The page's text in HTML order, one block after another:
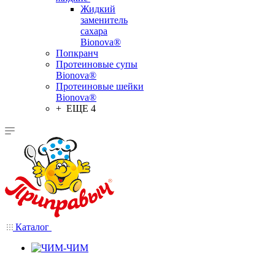
Жидкий
заменитель
сахара
Bionova®
Попкранч
Протеиновые супы
Bionova®
Протеиновые шейки
Bionova®
+ ЕЩЕ 4
Каталог